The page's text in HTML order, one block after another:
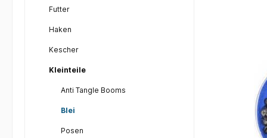
Futter
Haken
Kescher
Kleinteile
Anti Tangle Booms
Blei
Posen